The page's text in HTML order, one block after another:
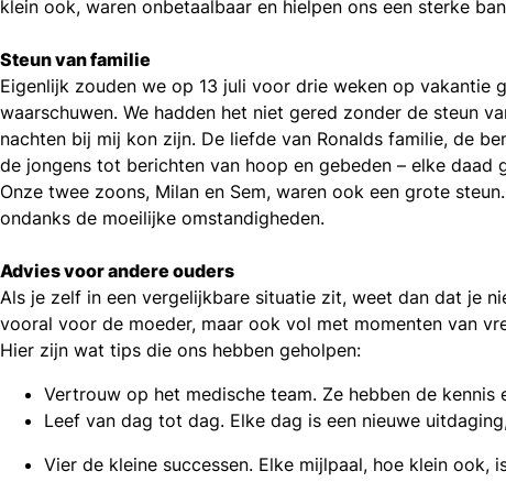
klein ook, waren onbetaalbaar en hielpen ons een sterke
Steun van familie
Eigenlijk zouden we op 13 juli voor drie weken op vakantie
waarschuwen. We hadden het niet gered zonder de steun
nachten bij mij kon zijn. De liefde van Ronalds familie, de
de jongens tot berichten van hoop en gebeden – elke
Onze twee zoons, Milan en Sem, waren ook een grote
ondanks de moeilijke omstandigheden.
Advies voor andere ouders
Als je zelf in een vergelijkbare situatie zit, weet dan dat je
vooral voor de moeder, maar ook vol met momenten van
Hier zijn wat tips die ons hebben geholpen:
Vertrouw op het medische team. Ze hebben de
Leef van dag tot dag. Elke dag is een nieuwe
Vier de kleine successen. Elke mijlpaal, hoe klein ook,